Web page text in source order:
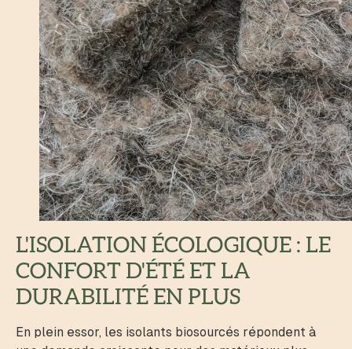
L'ISOLATION ÉCOLOGIQUE : LE
CONFORT D'ÉTÉ ET LA
DURABILITÉ EN PLUS
En plein essor, les isolants biosourcés répondent à